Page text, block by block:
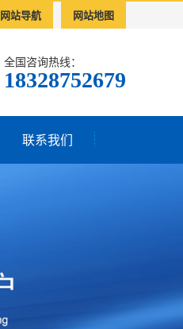
网站导航 网站地图
全国咨询热线：
18328752679‬
联系我们